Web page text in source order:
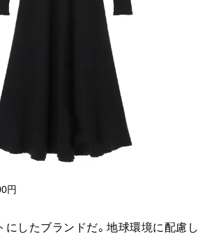
円
したブランドだ。地球環境に配慮し